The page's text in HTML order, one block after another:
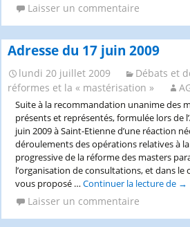
la
9
Laisser un commentaire
Adresse du 17 juin 2009
lundi 20 juillet 2009
Débats et
réformes et la « mastérisation »
Suite à la recommandation unanime des
présents et représentés, formulée lors de
juin 2009 à Saint-Etienne d’une réaction
déroulements des opérations relatives à
progressive de la réforme des masters
l’organisation de consultations, et dans le
vous proposé …Continuer la lecture de →
Laisser un commentaire